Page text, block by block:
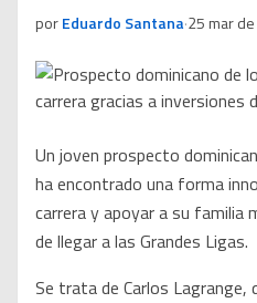
porEduardo Santana·25 mar
Un joven prospecto
ha encontrado una forma
carrera y apoyar a su familia
de llegar a las Grandes Ligas.
Se trata de Carlos